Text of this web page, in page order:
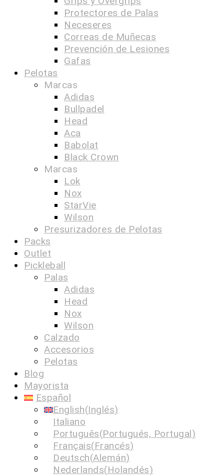
Protectores de Palas
Neceseres
Correas de Muñecas
Prevención de Lesiones
Gafas
Pelotas
Marcas
Adidas
Bullpadel
Head
Aca
Babolat
Black Crown
Marcas
Lok
Nox
StarVie
Wilson
Presurizadores de Pelotas
Packs
Outlet
Pickleball
Palas
Adidas
Head
Nox
Wilson
Calzado
Accesorios
Pelotas
Blog
Mayorista
Español
English(Inglés)
Italiano
Português(Portugués, Portugal)
Français(Francés)
Deutsch(Alemán)
Nederlands(Holandés)